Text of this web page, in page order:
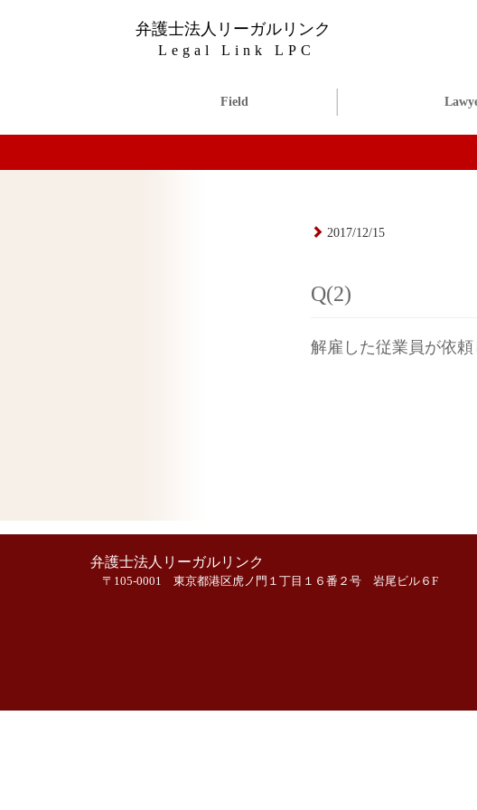
弁護士法人リーガルリンク
Legal Link LPC
Field
2017/12/15
Q(2)
解雇した従業員が依
弁護士法人リーガルリンク
〒105-0001 東京都港区虎ノ門１丁目１６番２号 岩尾ビル６F